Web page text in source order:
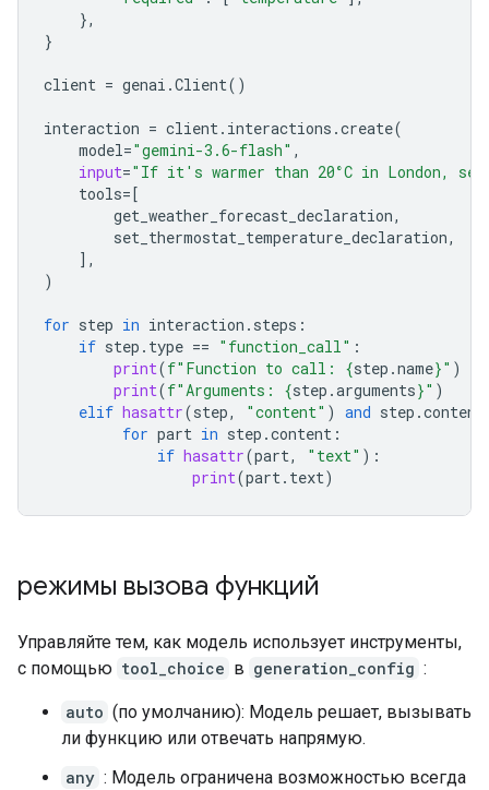
},
}
client = genai .Client()
interaction = client. interactions .create(
model="gemini-3.6-flash" ,
input="If it's warmer than 20°C in London,
tools= [
get_weather_forecast_declaration,
set_thermostat_temperature_declaration,
],
)
for step in interaction . steps :
if step . type == "function_call" :
print(f"Function to call: {step .name}" )
print(f"Arguments: {step .arguments}" )
elif hasattr(step, "content" ) and step .content
for part in step .content :
if hasattr(part, "text" ):
print(part. text)
режимы вызова функций
Управляйте тем, как модель использует инструменты,
с помощью tool_choice в generation_config :
auto (по умолчанию): Модель решает, вызывать
ли функцию или отвечать напрямую.
any : Модель ограничена возможностью всегда